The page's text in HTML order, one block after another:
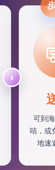
可到
咭，或
地速